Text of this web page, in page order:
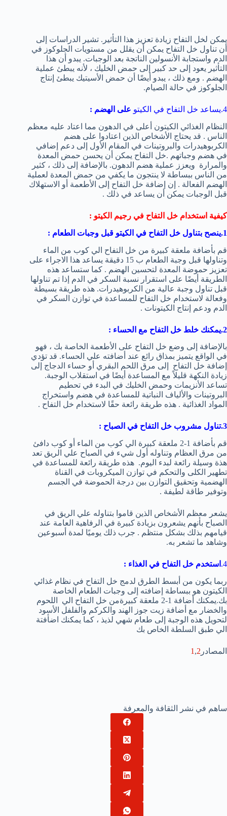
يمكن لخل التفاح زيادة تعزيز هذا التأثير. تشير الدراسات إلى
أن تناول خل التفاح يمكن أن يقلل من مستويات الجلوكوز في
الدم واستجابة الأنسولين الناتجة بعد الوجبات. يبدو أن هذا
التأثير يعود إلى حد كبير إلى حمض الخليك ، لأنه يبطئ عملية
الهضم . ومع ذلك ، يبدو أيضًا أن حمض الأسيتيك يبطئ إنتاج
الجلوكوز في حالة الصيام.
4.يساعد خل التفاح في الكيتو على الهضم :
النظام الغذائي الكيتون أعلى في الدهون مما اعتاد عليه معظم
الناس . قد يحتاج الأشخاص الذين اعتادوا على هضم
الكربوهيدرات والبروتينات في المقام الأول إلى دعم إضافي
في هضم وجباتهم .خل التفاح يمكن أن يحسن حمض المعدة
والمرارة ويعزز عملية هضم الدهون. بالإضافة إلى ذلك ، كثير
من الناس ببساطة لا ينتجون ما يكفي من حمض المعدة لعملية
الهضم الفعالة . إن إضافة خل التفاح إلى الأطعمة أو الاستهلاك
قبل الوجبات يمكن أن يساعد في ذلك .
كيفية استخدام خل التفاح في رجيم الكيتو :
1.ينصح بتناول خل التفاح في الكيتو
قبل وجبات الطعام :
قم بأضافة ملعقة كبيرة من خل التفاح الي كوب من الماء
وتناولها قبل وجبة الطعام ب 15 دقيقة يساعد هذا الاجراء على
تعزيز حموضة المعدة لتحسين الهضم . كما ستساعد هذه
الطريقة أيضًا على استقرار نسبة السكر في الدم إذا تم تناولها
قبل تناول وجبة عالية من الكربوهيدرات. هذه طريقة بسيطة
وفعالة لاستخدام خل التفاح للمساعدة في توازن السكر في
الدم ودعم إنتاج الكيتونات .
2.يمكنك خلط خل التفاح مع الحساء :
بالإضافة إلى وضع خل التفاح على الأطعمة الخاصة بك ، فهو
في الواقع يتميز بمذاق رائع عند أضافته علي الحساء. قد تؤدي
إضافة خل التفاح إلى مرق اللحم البقري أو حساء الدجاج إلى
زيادة النكهة قليلاً مع المساعدة أيضًا في استقلاب الوجبة.
تساعد الأنزيمات وحمض الخليك في البدء في تحطيم
البروتينات والألياف النباتية للمساعدة في هضم واستخراج
المواد الغذائية . هذه طريقة رائعة حقًا لاستخدام خل التفاح .
3.تناول مشروب خل التفاح في الصباح :
قم بأضافة 1-2 ملعقة كبيرة الي كوب من الماء أو كوب دافئ
من مرق العظام وتناوله أول شيء في الصباح علي الريق تعد
هذة وسيلة رائعة لبدء اليوم. هذه طريقة رائعة للمساعدة في
تطهير الكلى والتحكم في توازن الميكروبات في القناة
الهضمية وتحقيق التوازن بين درجة الحموضة في الجسم
وتوفير طاقة لطيفة .
يشعر معظم الأشخاص الذين قاموا بتناوله علي الريق في
الصباح بأنهم يشعرون بزيادة كبيرة في الرفاهية العامة عند
قيامهم بذلك بشكل منتظم . جرب ذلك يوميًا لمدة أسبوعين
وشاهد ما تشعر به.
4. استخدم خل التفاح في الغذاء :
ربما يكون من أبسط الطرق لدمج خل التفاح في نظام غذائي
الكيتون هو ببساطة إضافته إلى وجبات الطعام الخاصة
بك.يمكنك أضافة 1-2 ملعقة كبيرةمن خل التفاح الي اللحوم
والخضار مع أضافة زيت جوز الهند والكركم والفلفل الأسود
لتحويل هذه الوجبة إلى طعام شهي لذيذ ، كما يمكنك اضأفتة
الي طبق السلطة الخاص بك
المصادر 1 ,2
ساهم في نشر الثقافة والمعرفة